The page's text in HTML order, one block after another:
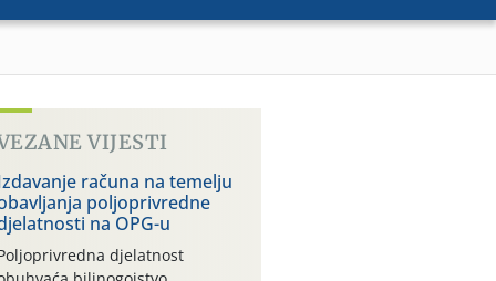
VIJESTI
računa na temelju
poljoprivredne
na OPG-u
djelatnost